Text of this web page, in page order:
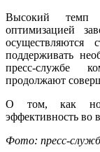
Высокий темп
оптимизацией
осуществляются
поддерживать
пресс-службе
продолжают
О том, как
эффективность во
Фото: пресс-